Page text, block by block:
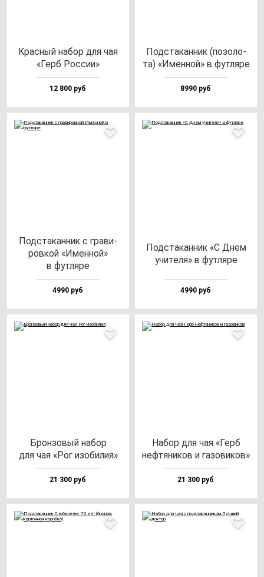
Крас­ный на­бор для чая
«Герб Рос­сии»
12 800 руб
Под­ста­кан­ник (по­зо­ло­
та) «Имен­ной» в фут­ля­ре
8990 руб
Под­ста­кан­ник с гра­ви­
ров­кой «Имен­ной»
в фут­ля­ре
4990 руб
Под­ста­кан­ник «С Днем
учи­те­ля» в фут­ля­ре
4990 руб
Брон­зо­вый на­бор
для чая «Рог изо­би­лия»
21 300 руб
Набор для чая «Герб
неф­тя­ни­ков и га­зо­ви­ков»
21 300 руб